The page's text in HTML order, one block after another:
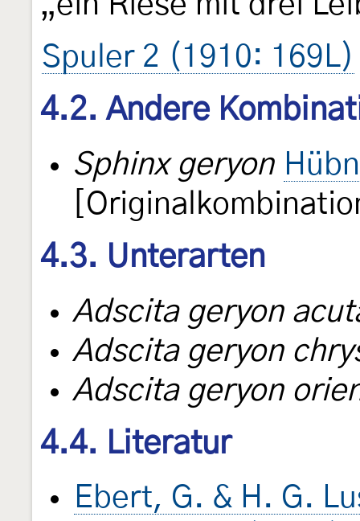
Spuler 2 (1910: 169L)
4.2. Andere
Sphinx geryon
4.3. Unterarten
Adscita geryon
Adscita geryon
Adscita geryon
4.4. Literatur
Ebert, G. & H. G.